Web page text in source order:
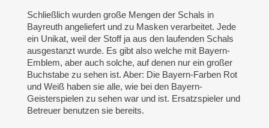
Schließlich wurden große Mengen der Schals in
Bayreuth angeliefert und zu Masken verarbeitet. Jede
ein Unikat, weil der Stoff ja aus den laufenden Schals
ausgestanzt wurde. Es gibt also welche mit Bayern-
Emblem, aber auch solche, auf denen nur ein großer
Buchstabe zu sehen ist. Aber: Die Bayern-Farben Rot
und Weiß haben sie alle, wie bei den Bayern-
Geisterspielen zu sehen war und ist. Ersatzspieler und
Betreuer benutzen sie bereits.